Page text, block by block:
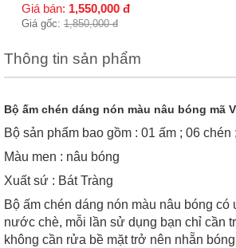
Giá bán:1,550,000 đ
Giá gốc:1,850,000 đ
Thông tin sản phẩm
Bộ ấm chén dáng nón màu nâu bóng mã
Bộ sản phẩm bao gồm : 01 ấm ; 06 chén
Màu men : nâu bóng
Xuất sứ : Bát Tràng
Bộ ấm chén dáng nón màu nâu bóng có
nước chè, mỗi lần sử dụng bạn chỉ cần
không cần rửa bề mặt trở nên nhẵn